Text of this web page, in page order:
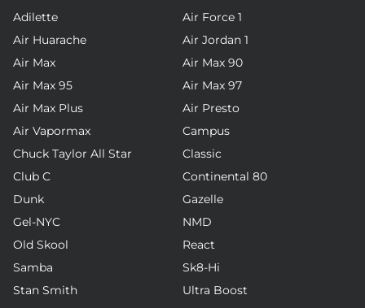
Adilette
Air Force 1
Air Huarache
Air Jordan 1
Air Max
Air Max 90
Air Max 95
Air Max 97
Air Max Plus
Air Presto
Air Vapormax
Campus
Chuck Taylor All Star
Classic
Club C
Continental 80
Dunk
Gazelle
Gel-NYC
NMD
Old Skool
React
Samba
Sk8-Hi
Stan Smith
Ultra Boost